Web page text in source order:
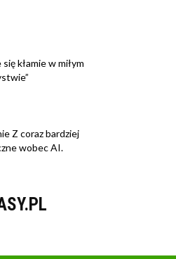
się kłamie w miłym
Z coraz bardziej
wobec AI.